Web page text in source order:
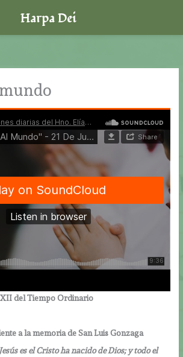
XII del Tiempo Ordinario
a la memoria de San Luis Gonzaga
es el Cristo ha nacido de Dios; y todo el
Harpa Dei